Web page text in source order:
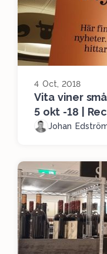
4 Oct, 2018
Vita viner
5 okt -18 |
Johan